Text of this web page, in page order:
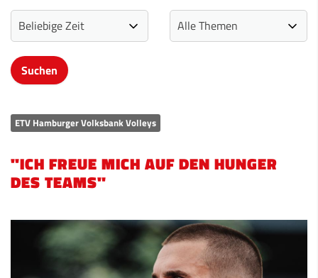
ETV Hamburger Volksbank Volleys
"ICH FREUE MICH AUF DEN HUNGER
DES TEAMS"